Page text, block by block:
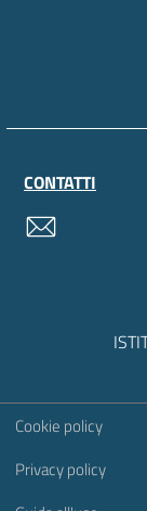
CONTATTI
Sezione
Cookie policy
Privacy policy